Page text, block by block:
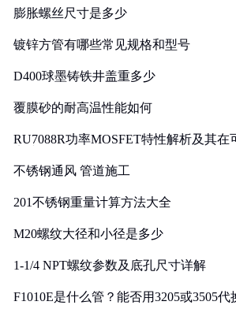
膨胀螺丝尺寸是多少
镀锌方管有哪些常见规格和型号
D400球墨铸铁井盖重多少
覆膜砂的耐高温性能如何
RU7088R功率MOSFET特性解析及其在
不锈钢通风 管道施工
201不锈钢重量计算方法大全
M20螺纹大径和小径是多少
1-1/4 NPT螺纹参数及底孔尺寸详解
F1010E是什么管？能否用3205或3505代